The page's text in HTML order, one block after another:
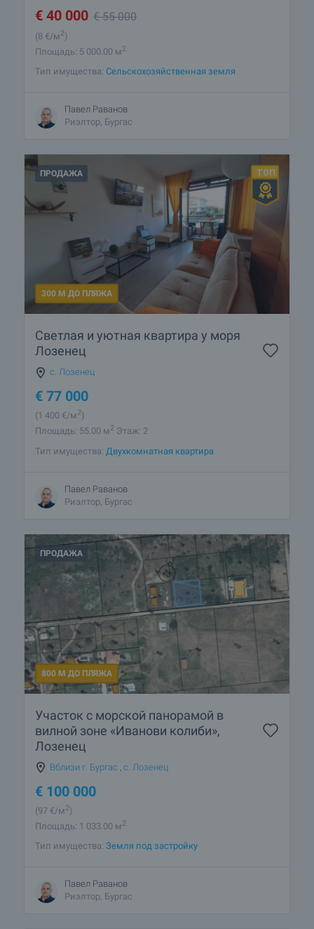
€ 40 000 €55 000
(8 €/м2)
Площадь: 5 000.00 м2
Тип имущества: Сельскохозяйственная земля
Павел Раванов
Риэлтор, Бургас
ПРОДАЖА
300 М ДО ПЛЯЖА
Светлая и уютная квартира у моря
Лозенец
с. Лозенец
€ 77 000
(1 400 €/м2)
Площадь: 55.00 м2 Этаж: 2
Тип имущества: Двухкомнатная квартира
Павел Раванов
Риэлтор, Бургас
ПРОДАЖА
800 М ДО ПЛЯЖА
Участок с морской панорамой в
вилной зоне «Иванови колиби»,
Лозенец
Вблизи г. Бургас с. Лозенец
€ 100 000
(97 €/м2)
Площадь: 1 033.00 м2
Тип имущества: Земля под застройку
Павел Раванов
Риэлтор, Бургас